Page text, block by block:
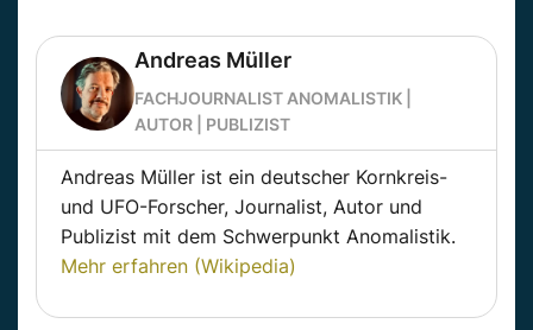
Andreas Müller
FACHJOURNALIST ANOMALISTIK |
AUTOR | PUBLIZIST
Andreas Müller ist ein deutscher Kornkreis-
und UFO-Forscher, Journalist, Autor und
Publizist mit dem Schwerpunkt Anomalistik.
Mehr erfahren (Wikipedia)